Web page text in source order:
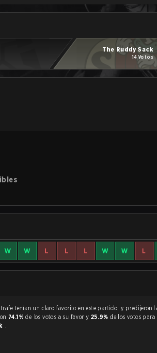
The Ruddy Sack
14 Votos
W W L L L W W L
y predijeron la
74.1%de los votos a su favor y 25.9%de los votos para
.